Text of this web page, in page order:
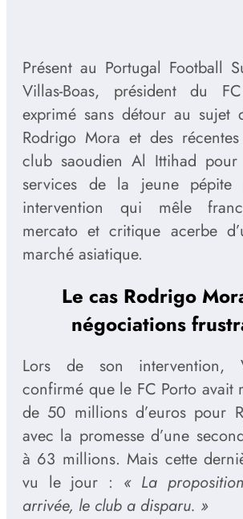
Présent au Portugal Football
Villas-Boas, président du
exprimé sans détour au sujet
Rodrigo Mora et des
club saoudien Al Ittihad pour
services de la jeune pépite
intervention qui mêle
mercato et critique acerbe
marché asiatique.
Le cas Rodrigo
négociations
Lors de son intervention,
confirmé que le FC Porto avait
de 50 millions d’euros pour
avec la promesse d’une
à 63 millions. Mais cette
vu le jour : « La
arrivée, le club a disparu. »